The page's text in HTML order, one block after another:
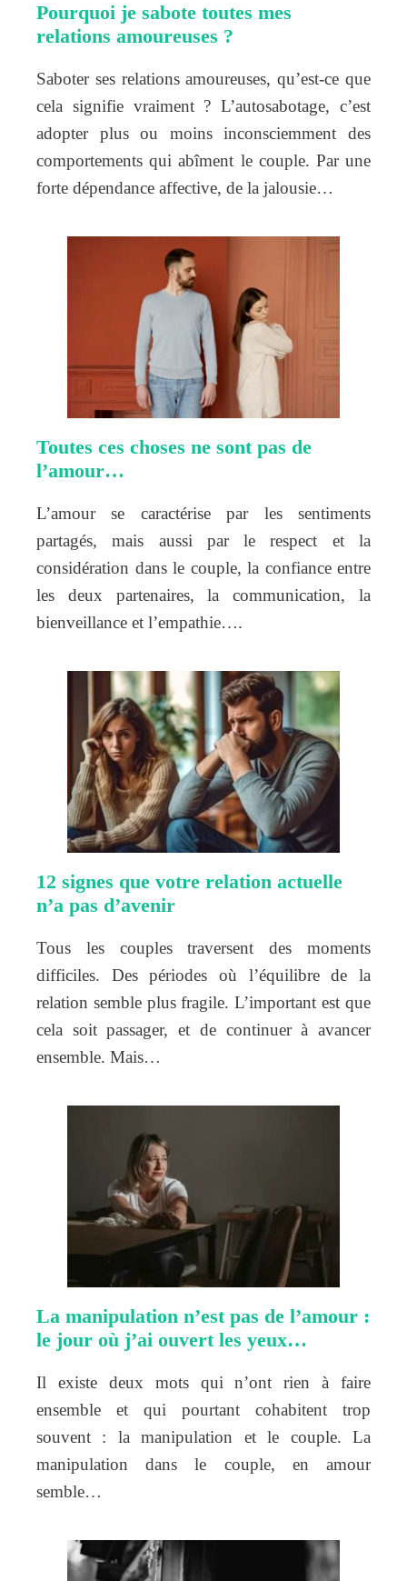
Pourquoi je sabote toutes mes
relations amoureuses ?
Saboter ses relations amoureuses, qu’est-ce que
cela signifie vraiment ? L’autosabotage, c’est
adopter plus ou moins inconsciemment des
comportements qui abîment le couple. Par une
forte dépendance affective, de la jalousie…
Toutes ces choses ne sont pas de
l’amour…
L’amour se caractérise par les sentiments
partagés, mais aussi par le respect et la
considération dans le couple, la confiance entre
les deux partenaires, la communication, la
bienveillance et l’empathie….
12 signes que votre relation actuelle
n’a pas d’avenir
Tous les couples traversent des moments
difficiles. Des périodes où l’équilibre de la
relation semble plus fragile. L’important est que
cela soit passager, et de continuer à avancer
ensemble. Mais…
La manipulation n’est pas de l’amour :
le jour où j’ai ouvert les yeux…
Il existe deux mots qui n’ont rien à faire
ensemble et qui pourtant cohabitent trop
souvent : la manipulation et le couple. La
manipulation dans le couple, en amour
semble…